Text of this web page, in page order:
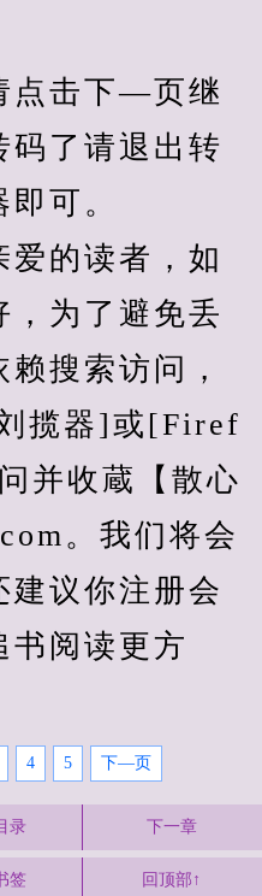
击下—页继
码了请退出转
可。
的读者，如
，为了避免丢
搜索访问，
揽器]或[Firef
并收蔵【散心
。我们将会
建议你注册会
书阅读更方
4 5 下—页
录 下一章
签 回顶部↑